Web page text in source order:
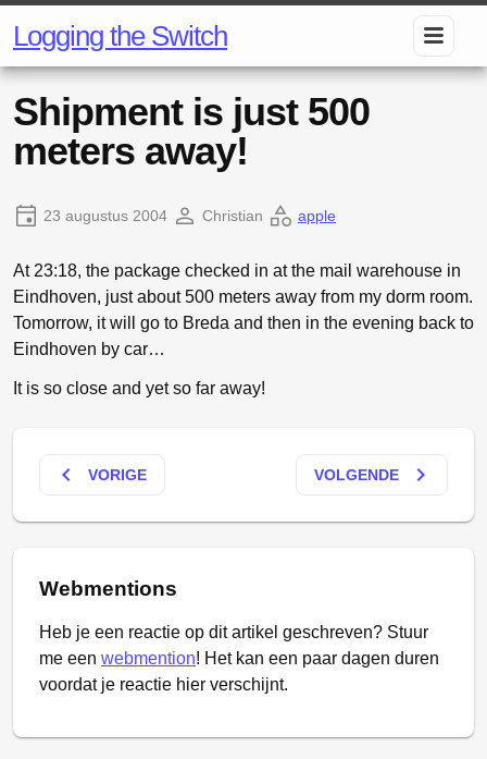
Logging the Switch
Shipment is just 500
meters away!
23 augustus 2004 Christian apple
At 23:18, the package checked in at the mail warehouse in
Eindhoven, just about 500 meters away from my dorm room.
Tomorrow, it will go to Breda and then in the evening back to
Eindhoven by car…
It is so close and yet so far away!
keyboard_arrow_left VORIGE VOLGENDE keyboard_arrow_right
Webmentions
Heb je een reactie op dit artikel geschreven? Stuur
me een webmention! Het kan een paar dagen duren
voordat je reactie hier verschijnt.